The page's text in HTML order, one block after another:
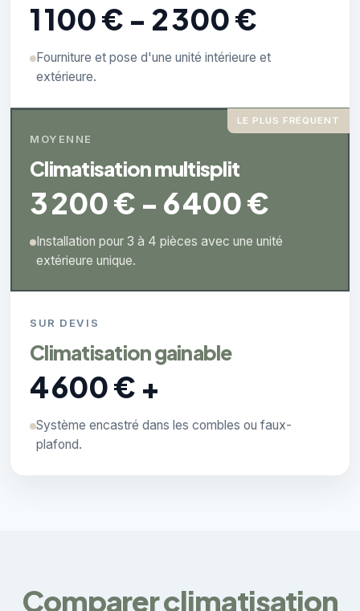
1 100 € - 2 300 €
Fourniture et pose d'une unité intérieure et
extérieure.
LE PLUS FRÉQUENT
MOYENNE
Climatisation multisplit
3 200 € - 6 400 €
Installation pour 3 à 4 pièces avec une unité
extérieure unique.
SUR DEVIS
Climatisation gainable
4 600 € +
Système encastré dans les combles ou faux-
plafond.
Comparer climatisation